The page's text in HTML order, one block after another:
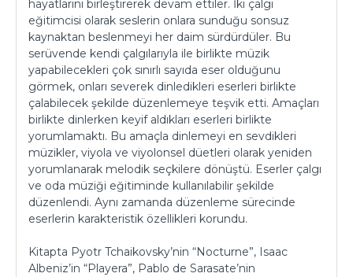
hayatlarını birleştirerek devam ettiler. İki çalgı
eğitimcisi olarak seslerin onlara sunduğu sonsuz
kaynaktan beslenmeyi her daim sürdürdüler. Bu
serüvende kendi çalgılarıyla ile birlikte müzik
yapabilecekleri çok sınırlı sayıda eser olduğunu
görmek, onları severek dinledikleri eserleri birlikte
çalabilecek şekilde düzenlemeye teşvik etti. Amaçları
birlikte dinlerken keyif aldıkları eserleri birlikte
yorumlamaktı. Bu amaçla dinlemeyi en sevdikleri
müzikler, viyola ve viyolonsel düetleri olarak yeniden
yorumlanarak melodik seçkilere dönüştü. Eserler çalgı
ve oda müziği eğitiminde kullanılabilir şekilde
düzenlendi. Aynı zamanda düzenleme sürecinde
eserlerin karakteristik özellikleri korundu.
Kitapta Pyotr Tchaikovsky’nin “Nocturne”, Isaac
Albeniz’in “Playera”, Pablo de Sarasate’nin